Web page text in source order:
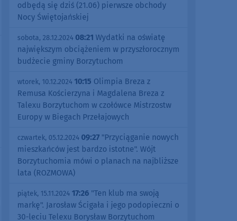
odbędą się dziś (21.06) pierwsze obchody
Nocy Świętojańskiej
sobota, 28.12.2024 08:21 Wydatki na oświatę
największym obciążeniem w przyszłorocznym
budżecie gminy Borzytuchom
wtorek, 10.12.2024 10:15 Olimpia Breza z
Remusa Kościerzyna i Magdalena Breza z
Talexu Borzytuchom w czołówce Mistrzostw
Europy w Biegach Przełajowych
czwartek, 05.12.2024 09:27 "Przyciąganie nowych
mieszkańców jest bardzo istotne". Wójt
Borzytuchomia mówi o planach na najbliższe
lata (ROZMOWA)
piątek, 15.11.2024 17:26 "Ten klub ma swoją
markę". Jarosław Ścigała i jego podopieczni o
30-leciu Telexu Borysław Borzytuchom